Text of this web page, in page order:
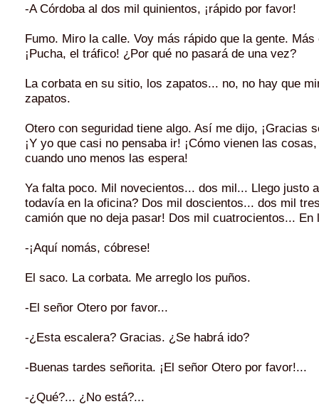
-A Córdoba al dos mil quinientos, ¡rápido por favor!
Fumo. Miro la calle. Voy más rápido que la gente. Más
¡Pucha, el tráfico! ¿Por qué no pasará de una vez?
La corbata en su sitio, los zapatos... no, no hay que
zapatos.
Otero con seguridad tiene algo. Así me dijo, ¡Gracias
¡Y yo que casi no pensaba ir! ¡Cómo vienen las
cuando uno menos las espera!
Ya falta poco. Mil novecientos... dos mil... Llego justo
todavía en la oficina? Dos mil doscientos... dos mil
camión que no deja pasar! Dos mil cuatrocientos... En
-¡Aquí nomás, cóbrese!
El saco. La corbata. Me arreglo los puños.
-El señor Otero por favor...
-¿Esta escalera? Gracias. ¿Se habrá ido?
-Buenas tardes señorita. ¡El señor Otero por favor!...
-¿Qué?... ¿No está?...